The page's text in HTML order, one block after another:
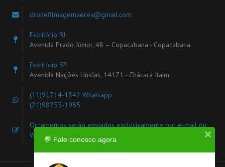
dronefilmagemaerea@gmail.com
Escritório RJ:
Avenida Prado Júnior, 48 – Copacabana - Copacabana
Escritório SP:
Avenida Nações Unidas, 14171 - Chácara Itaim
(11)91714-1342 Whatsapp
(21)98255-1985
Orçamentos serão enviados exclusivamente por e-mail ou
WhatsApp💬 Fale conosco agora